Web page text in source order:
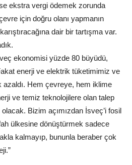
ekstra vergi ödemek zorunda
için doğru olanı yapmanın
dair bir tartışma var.
ekonomisi yüzde 80 büyüdü,
enerji ve elektrik tüketimimiz ve
azaldı. Hem çevreye, hem iklime
ve temiz teknolojilere olan talep
Bizim açımızdan İsveç’i fosil
ülkesine dönüştürmek sadece
kalmayıp, bununla beraber çok